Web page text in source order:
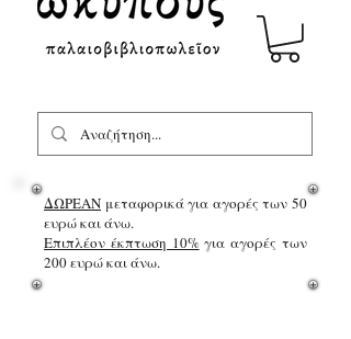
ΔΩΡΕΑΝ μεταφορικά για αγορές των 50
ευρώ και άνω.
Επιπλέον έκπτωση 10%για αγορές των
200 ευρώ και άνω.